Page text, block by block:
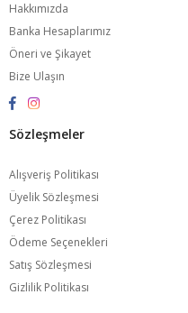
Hakkımızda
Banka Hesaplarımız
Öneri ve Şikayet
Bize Ulaşın
Sözleşmeler
Alışveriş Politikası
Üyelik Sözleşmesi
Çerez Politikası
Ödeme Seçenekleri
Satış Sözleşmesi
Gizlilik Politikası